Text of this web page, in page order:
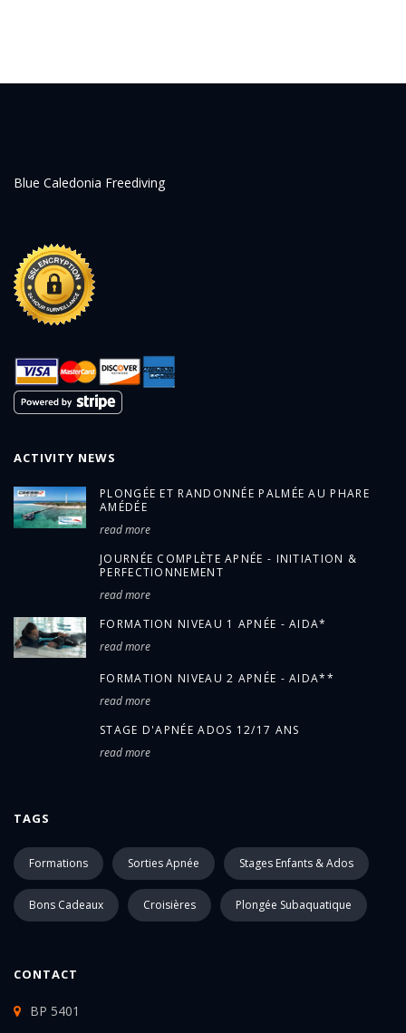
Blue Caledonia Freediving
ACTIVITY NEWS
PLONGÉE ET RANDONNÉE PALMÉE AU PHARE
AMÉDÉE
read more
JOURNÉE COMPLÈTE APNÉE - INITIATION &
PERFECTIONNEMENT
read more
FORMATION NIVEAU 1 APNÉE - AIDA*
read more
FORMATION NIVEAU 2 APNÉE - AIDA**
read more
STAGE D'APNÉE ADOS 12/17 ANS
read more
TAGS
Formations Sorties Apnée Stages Enfants & Ados
Bons Cadeaux Croisières Plongée Subaquatique
CONTACT
BP 5401